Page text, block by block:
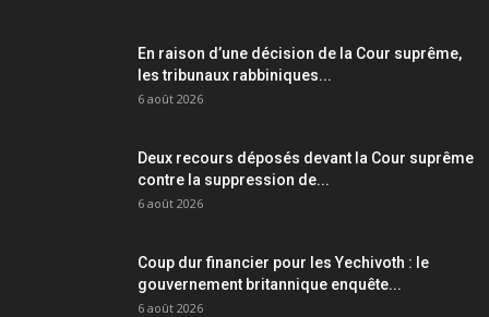
En raison d’une décision de la Cour suprême,
les tribunaux rabbiniques...
6 août 2026
Deux recours déposés devant la Cour suprême
contre la suppression de...
6 août 2026
Coup dur financier pour les Yechivoth : le
gouvernement britannique enquête...
6 août 2026